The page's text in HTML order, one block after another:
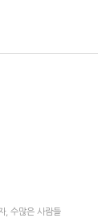
, 수많은 사람들